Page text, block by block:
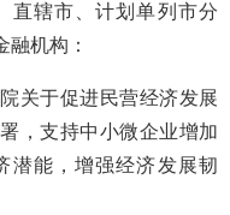
直辖市、计划单列市分
机构：
于促进民营经济发展
，支持中小微企业增加
潜能，增强经济发展韧